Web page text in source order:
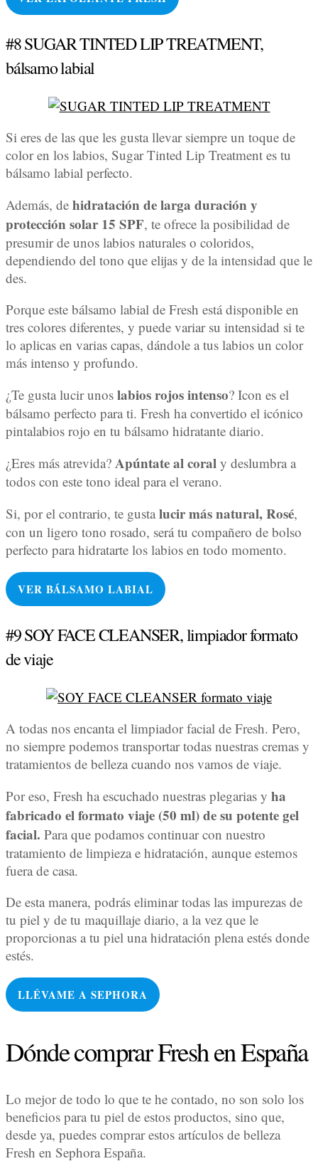
#8 SUGAR TINTED LIP TREATMENT,
bálsamo labial
Si eres de las que les gusta llevar siempre un toque de
color en los labios, Sugar Tinted Lip Treatment es tu
bálsamo labial perfecto.
Además, de hidratación de larga duración y
protección solar 15 SPF, te ofrece la posibilidad de
presumir de unos labios naturales o coloridos,
dependiendo del tono que elijas y de la intensidad que le
des.
Porque este bálsamo labial de Fresh está disponible en
tres colores diferentes, y puede variar su intensidad si te
lo aplicas en varias capas, dándole a tus labios un color
más intenso y profundo.
¿Te gusta lucir unos labios rojos intenso? Icon es el
bálsamo perfecto para ti. Fresh ha convertido el icónico
pintalabios rojo en tu bálsamo hidratante diario.
¿Eres más atrevida? Apúntate al coral y deslumbra a
todos con este tono ideal para el verano.
Si, por el contrario, te gusta lucir más natural, Rosé,
con un ligero tono rosado, será tu compañero de bolso
perfecto para hidratarte los labios en todo momento.
VER BÁLSAMO LABIAL
#9 SOY FACE CLEANSER, limpiador formato
de viaje
A todas nos encanta el limpiador facial de Fresh. Pero,
no siempre podemos transportar todas nuestras cremas y
tratamientos de belleza cuando nos vamos de viaje.
Por eso, Fresh ha escuchado nuestras plegarias y ha
fabricado el formato viaje (50 ml) de su potente gel
facial. Para que podamos continuar con nuestro
tratamiento de limpieza e hidratación, aunque estemos
fuera de casa.
De esta manera, podrás eliminar todas las impurezas de
tu piel y de tu maquillaje diario, a la vez que le
proporcionas a tu piel una hidratación plena estés donde
estés.
LLÉVAME A SEPHORA
Dónde comprar Fresh en España
Lo mejor de todo lo que te he contado, no son solo los
beneficios para tu piel de estos productos, sino que,
desde ya, puedes comprar estos artículos de belleza
Fresh en Sephora España.